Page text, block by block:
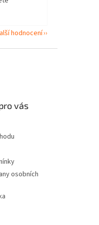
hodnocení
vás
osobních